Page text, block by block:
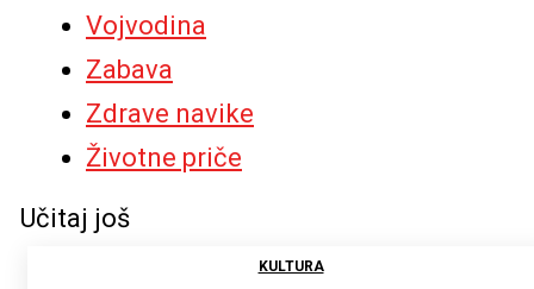
Vojvodina
Zabava
Zdrave navike
Životne priče
Učitaj još
KULTURA